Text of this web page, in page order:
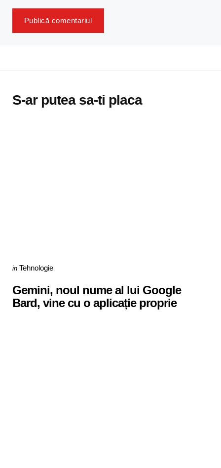
S-ar putea sa-ti placa
Categories
Posted
in Tehnologie
Gemini, noul nume al lui Google
Bard, vine cu o aplicație proprie